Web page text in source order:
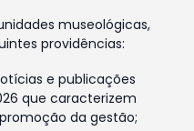
museológicas,
providências:
e publicações
que caracterizem
da gestão;